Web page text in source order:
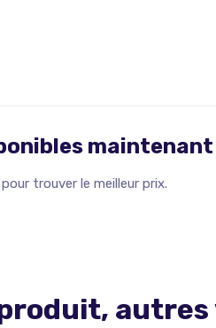
maintenant
trouver le meilleur prix.